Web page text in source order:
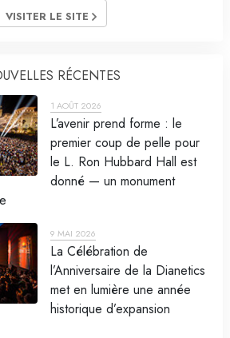
VISITER LE SITE
RÉCENTES
1 AOÛT 2026
L’avenir prend forme : le
premier coup de pelle pour
le L. Ron Hubbard Hall est
donné — un monument
9 MAI 2026
La Célébration de
l’Anniversaire de la Dianetics
met en lumière une année
historique d’expansion